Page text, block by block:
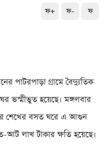
ফ+ ফ- ফ
পাটরপাড়া গ্রামে বৈদ্যুতিক
ভস্মীভুত হয়েছে। মঙ্গলবার
শেখের বসত ঘরে এ আগুন
আট লাখ টাকার ক্ষতি হয়েছে।